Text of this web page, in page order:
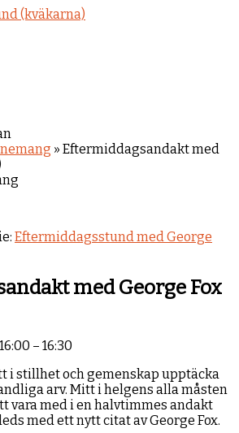
» Eftermiddagsandakt med
Eftermiddagsstund med George
med George Fox
16:00 – 16:30
i stillhet och gemenskap upptäcka
arv. Mitt i helgens alla måsten
vara med i en halvtimmes andakt
med ett nytt citat av George Fox.